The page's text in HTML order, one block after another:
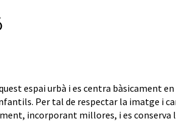
espai urbà i es centra bàsicament
Per tal de respectar la imatge i
incorporant millores, i es conserva